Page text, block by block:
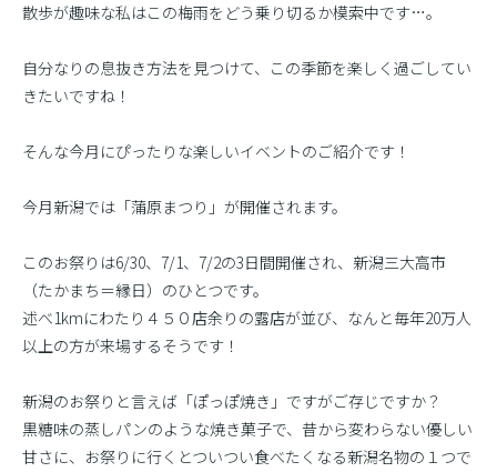
散歩が趣味な私はこの梅雨をどう乗り切るか模索中です…。
自分なりの息抜き方法を見つけて、この季節を楽しく過ごしてい
きたいですね！
そんな今月にぴったりな楽しいイベントのご紹介です！
今月新潟では「蒲原まつり」が開催されます。
このお祭りは6/30、7/1、7/2の3日間開催され、新潟三大高市
（たかまち＝縁日）のひとつです。
述べ1kmにわたり４５０店余りの露店が並び、なんと毎年20万人
以上の方が来場するそうです！
新潟のお祭りと言えば「ぽっぽ焼き」ですがご存じですか？
黒糖味の蒸しパンのような焼き菓子で、昔から変わらない優しい
甘さに、お祭りに行くとついつい食べたくなる新潟名物の１つで